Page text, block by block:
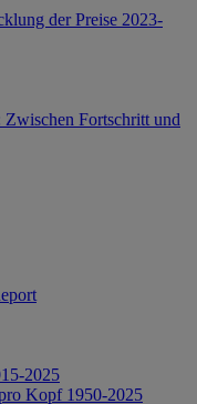
der Preise 2023-
Fortschritt und
2025
Kopf 1950-2025